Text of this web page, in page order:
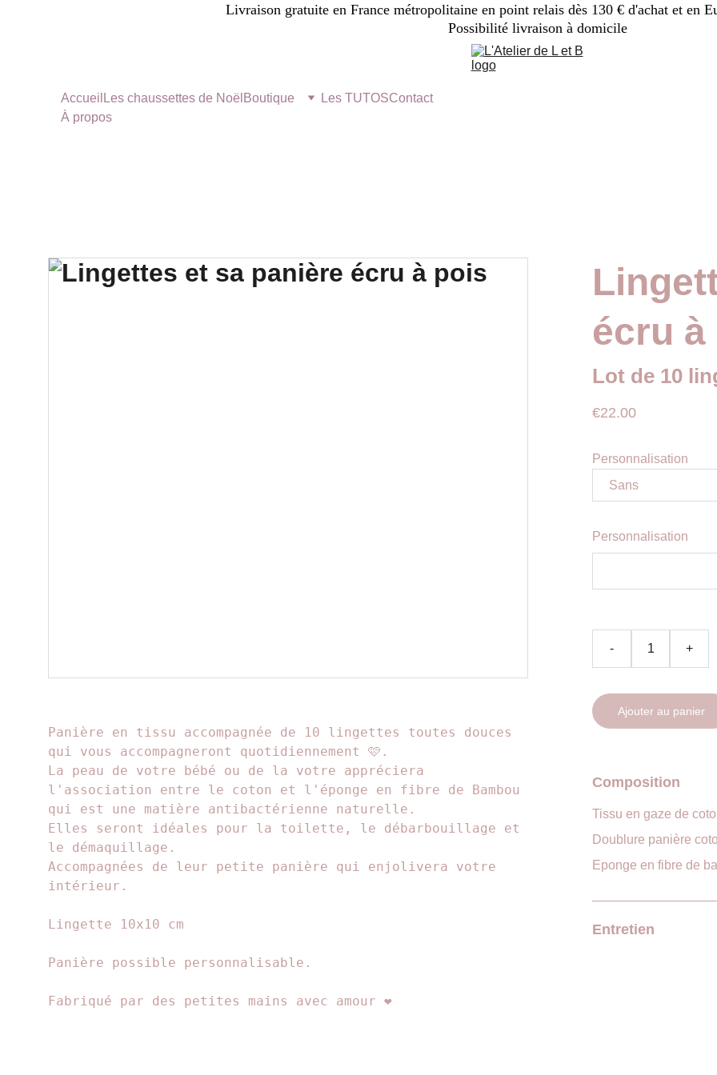
Livraison gratuite en France métropolitaine en point relais dès 130 € d'achat et en
Possibilité livraison à domicile
Accueil Les chaussettes de Noël Boutique Les TUTOSContact
À propos
Panière en tissu accompagnée de 10 lingettes toutes douces
qui vous accompagneront quotidiennement 🩷.
La peau de votre bébé ou de la votre appréciera
l'association entre le coton et l'éponge en fibre de Bambou
qui est une matière antibactérienne naturelle.
Elles seront idéales pour la toilette, le débarbouillage et
le démaquillage.
Accompagnées de leur petite panière qui enjolivera votre
intérieur.
Lingette 10x10 cm
Panière possible personnalisable.
Fabriqué par des petites mains avec amour ❤️
écru à
Lot de 10
€22.00
Personnalisation
Personnalisation
- +
Ajouter au panier
Composition
Tissu en gaze de
Doublure panière
Eponge en fibre de
Entretien